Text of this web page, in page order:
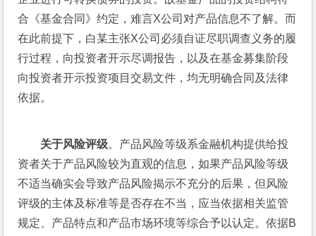
合《基金合同》约定，难言X公司对产品信息不了解。而
在此前提下，白某主张X公司必须自证尽职调查义务的履
行过程，向投资者开示尽调报告，以及在基金募集阶段
向投资者开示投资项目交易文件，均无明确合同及法律
依据。
关于风险评级。产品风险等级系金融机构提供给投
资者关于产品风险较为直观的信息，如果产品风险等级
不适当确实会导致产品风险揭示不充分的后果，但风险
评级的主体及标准等是否存在不当，应当依据相关监管
规定、产品特点和产品市场环境等综合予以认定。依据B